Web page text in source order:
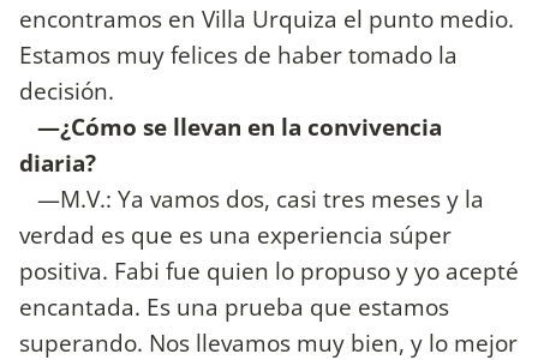
encontramos en Villa Urquiza el punto medio.
Estamos muy felices de haber tomado la
decisión.
—¿Cómo se llevan en la convivencia
diaria?
—M.V.: Ya vamos dos, casi tres meses y la
verdad es que es una experiencia súper
positiva. Fabi fue quien lo propuso y yo acepté
encantada. Es una prueba que estamos
superando. Nos llevamos muy bien, y lo mejor